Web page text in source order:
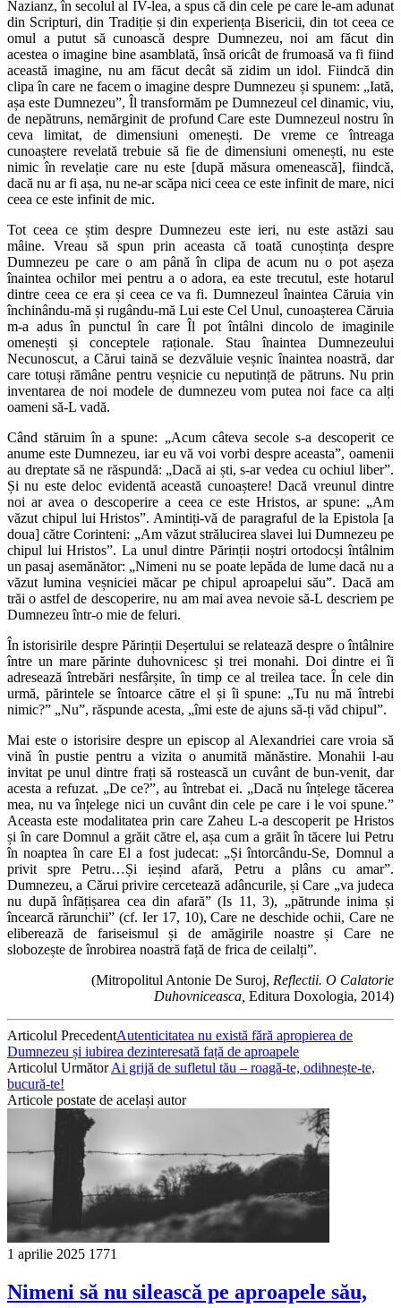
Nazianz, în secolul al IV-lea, a spus că din cele pe care le-am adunat
din Scripturi, din Tradiție și din experiența Bisericii, din tot ceea ce
omul a putut să cunoască despre Dumnezeu, noi am făcut din
acestea o imagine bine asamblată, însă oricât de frumoasă va fi fiind
această imagine, nu am făcut decât să zidim un idol. Fiindcă din
clipa în care ne facem o imagine despre Dumnezeu și spunem: „Iată,
așa este Dumnezeu”, Îl transformăm pe Dumnezeul cel dinamic, viu,
de nepătruns, nemărginit de profund Care este Dumnezeul nostru în
ceva limitat, de dimensiuni omenești. De vreme ce întreaga
cunoaștere revelată trebuie să fie de dimensiuni omenești, nu este
nimic în revelație care nu este [după măsura omenească], fiindcă,
dacă nu ar fi așa, nu ne-ar scăpa nici ceea ce este infinit de mare, nici
ceea ce este infinit de mic.
Tot ceea ce știm despre Dumnezeu este ieri, nu este astăzi sau
mâine. Vreau să spun prin aceasta că toată cunoștința despre
Dumnezeu pe care o am până în clipa de acum nu o pot așeza
înaintea ochilor mei pentru a o adora, ea este trecutul, este hotarul
dintre ceea ce era și ceea ce va fi. Dumnezeul înaintea Căruia vin
închinându-mă și rugându-mă Lui este Cel Unul, cunoașterea Căruia
m-a adus în punctul în care Îl pot întâlni dincolo de imaginile
omenești și conceptele raționale. Stau înaintea Dumnezeului
Necunoscut, a Cărui taină se dezvăluie veșnic înaintea noastră, dar
care totuși rămâne pentru veșnicie cu neputință de pătruns. Nu prin
inventarea de noi modele de dumnezeu vom putea noi face ca alți
oameni să-L vadă.
Când stăruim în a spune: „Acum câteva secole s-a descoperit ce
anume este Dumnezeu, iar eu vă voi vorbi despre aceasta”, oamenii
au dreptate să ne răspundă: „Dacă ai ști, s-ar vedea cu ochiul liber”.
Și nu este deloc evidentă această cunoaștere! Dacă vreunul dintre
noi ar avea o descoperire a ceea ce este Hristos, ar spune: „Am
văzut chipul lui Hristos”. Amintiți-vă de paragraful de la Epistola [a
doua] către Corinteni: „Am văzut strălucirea slavei lui Dumnezeu pe
chipul lui Hristos”. La unul dintre Părinții noștri ortodocși întâlnim
un pasaj asemănător: „Nimeni nu se poate lepăda de lume dacă nu a
văzut lumina veșniciei măcar pe chipul aproapelui său”. Dacă am
trăi o astfel de descoperire, nu am mai avea nevoie să-L descriem pe
Dumnezeu într-o mie de feluri.
În istorisirile despre Părinții Deșertului se relatează despre o întâlnire
între un mare părinte duhovnicesc și trei monahi. Doi dintre ei îi
adresează întrebări nesfârșite, în timp ce al treilea tace. În cele din
urmă, părintele se întoarce către el și îi spune: „Tu nu mă întrebi
nimic?” „Nu”, răspunde acesta, „îmi este de ajuns să-ți văd chipul”.
Mai este o istorisire despre un episcop al Alexandriei care vroia să
vină în pustie pentru a vizita o anumită mănăstire. Monahii l-au
invitat pe unul dintre frați să rostească un cuvânt de bun-venit, dar
acesta a refuzat. „De ce?”, au întrebat ei. „Dacă nu înțelege tăcerea
mea, nu va înțelege nici un cuvânt din cele pe care i le voi spune.”
Aceasta este modalitatea prin care Zaheu L-a descoperit pe Hristos
și în care Domnul a grăit către el, așa cum a grăit în tăcere lui Petru
în noaptea în care El a fost judecat: „Și întorcându-Se, Domnul a
privit spre Petru…Și ieșind afară, Petru a plâns cu amar”.
Dumnezeu, a Cărui privire cercetează adâncurile, și Care „va judeca
nu după înfățișarea cea din afară” (Is 11, 3), „pătrunde inima și
încearcă rărunchii” (cf. Ier 17, 10), Care ne deschide ochii, Care ne
eliberează de fariseismul și de amăgirile noastre și Care ne
slobozește de înrobirea noastră față de frica de ceilalți”.
(Mitropolitul Antonie De Suroj, Reflectii. O Calatorie
Duhovniceasca, Editura Doxologia, 2014)
Articolul PrecedentAutenticitatea nu există fără apropierea de
Dumnezeu și iubirea dezinteresată față de aproapele
Articolul UrmătorAi grijă de sufletul tău ‒ roagă-te, odihnește-te,
bucură-te!
Articole postate de același autor
1 aprilie 2025 1771
Nimeni să nu silească pe aproapele său,